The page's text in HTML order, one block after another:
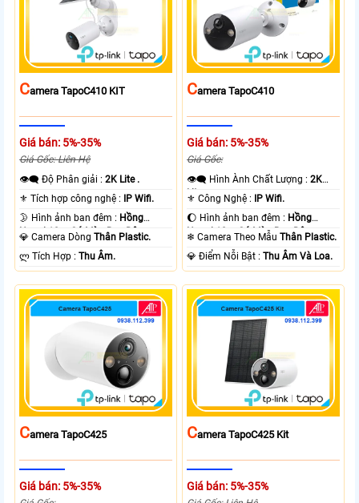
CAmera TapoC410 KIT
Giá bán: 5%-35%
Giá Gốc: Liên Hệ
👁️‍🗨 Độ Phân giải :2K Lite .
⚜️ Tích hợp công nghệ :
IP Wifi.
🌛 Hình ảnh ban đêm : Hồng
Ngoại 10m Có Màu Ban Ðêm.
💎 Camera DòngThân Plastic.
️ლ Tích Hợp :Thu Âm.
CAmera TapoC410
Giá bán: 5%-35%
Giá Gốc:
👁️‍🗨 Hình Ành Chất Lượng :2K
Lite .
⚜️ Công Nghệ :
IP Wifi.
🌔 Hình ảnh ban đêm : Hồng
Ngoại 10m Có Màu Ban Ðêm.
❄ Camera Theo MẫuThân Plastic.
️💎 Điểm Nỗi Bật :Thu Âm Và Loa.
CAmera TapoC425
Giá bán: 5%-35%
CAmera TapoC425 Kit
Giá bán: 5%-35%